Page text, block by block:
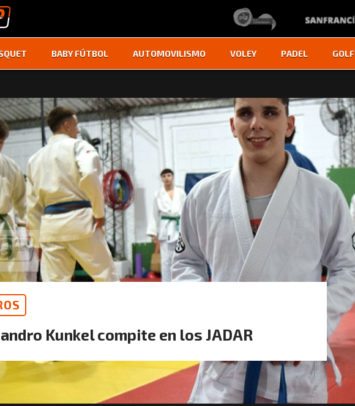
BABY FÚTBOL AUTOMOVILISMO VOLEY PADEL GOLF
Kunkel compite en los JADAR